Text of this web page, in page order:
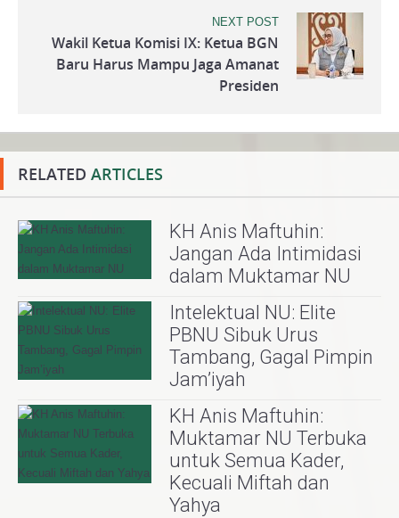
NEXT POST
Wakil Ketua Komisi IX: Ketua BGN
Baru Harus Mampu Jaga Amanat
Presiden
RELATED ARTICLES
KH Anis Maftuhin:
Jangan Ada Intimidasi
dalam Muktamar NU
Intelektual NU: Elite
PBNU Sibuk Urus
Tambang, Gagal Pimpin
Jam’iyah
KH Anis Maftuhin:
Muktamar NU Terbuka
untuk Semua Kader,
Kecuali Miftah dan
Yahya